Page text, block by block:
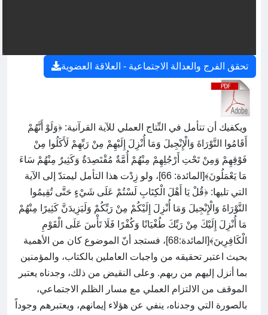
تحقق الفرج والعدالة الاجتماعية - العلاقة العضوية
ويكفيك أن تتأمل في النِّتاج العملي للآية القرآنية: ﴿وَلَوْ أَنَّهُمْ
أَقَامُوا التَّوْرَاةَ وَالْإِنْجِيلَ وَمَا أُنْزِلَ إِلَيْهِمْ مِنْ رَبِّهِمْ لَأَكَلُوا مِنْ
فَوْقِهِمْ وَمِنْ تَحْتِ أَرْجُلِهِمْ مِنْهُمْ أُمَّةٌ مُقْتَصِدَةٌ وَكَثِيرٌ مِنْهُمْ سَاءَ
مَا يَعْمَلُونَ﴾[المائدة: 66]، ولو زِدْت هذا التأمل ليمتدّ إلى الآية
التي تليها: ﴿قُلْ يَا أَهْلَ الْكِتَابِ لَسْتُمْ عَلَى شَيْءٍ حَتَّى تُقِيمُوا
التَّوْرَاةَ وَالْإِنْجِيلَ وَمَا أُنْزِلَ إِلَيْكُمْ مِنْ رَبِّكُمْ وَلَيَزِيدَنَّ كَثِيرًا مِنْهُمْ
مَا أُنْزِلَ إِلَيْكَ مِنْ رَبِّكَ طُغْيَانًا وَكُفْرًا فَلَا تَأْسَ عَلَى الْقَوْمِ
الْكَافِرِينَ﴾[المائدة:68]، فستجد أنّ الموضوع كان من الأهمية
بحيث اعتبر تحقيقه من واجبات العاملين بالكتاب، والمؤمنين
بما أنزل إليهم من ربهم. وعلى النقيض من ذلك، وجدناه يعتبر
الموقف من الالتزام العملي مع مسار الظلم الاجتماعي،
بالصورة التي وجدناه، ينفي عن هؤلاء إيمانهم، ويعتبرهم وجوداً